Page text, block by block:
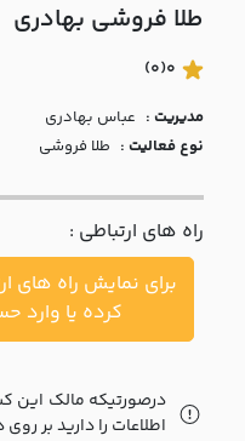
با ما
مقالات
اخبار
پرسش
متداول
خواست
طلا فروشی بهادري
0
(0)
مدیریت : عباس بهادري
نوع فعالیت : طلا فروشی
راه های ارتباطی :
برای نمایش راه های
کرده یا وارد
درصورتیکه مالک این
اطلاعات را دارید بر